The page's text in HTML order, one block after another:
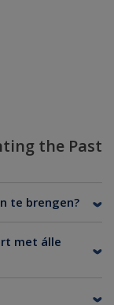
the Past
te brengen?
met álle